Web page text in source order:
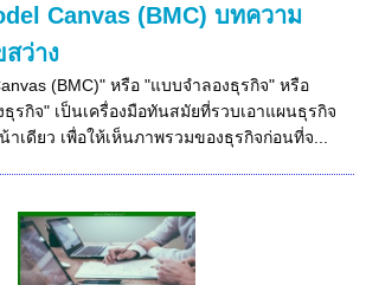
Canvas (BMC) บทความ
ว่าง
(BMC)" หรือ "แบบจำลองธุรกิจ" หรือ
รกิจ" เป็นเครื่องมือทันสมัยที่รวบเอาแผนธุรกิจ
เดียว เพื่อให้เห็นภาพรวมของธุรกิจก่อนที่จ...